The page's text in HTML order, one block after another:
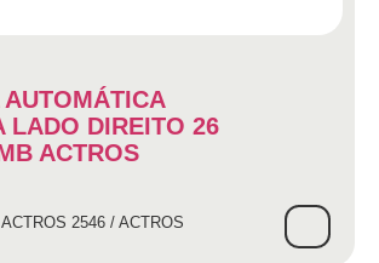
LADO DIREITO 26
ACTROS
2546 / ACTROS